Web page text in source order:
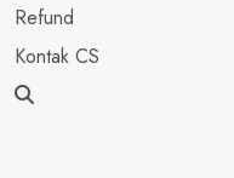
Refund
Kontak CS